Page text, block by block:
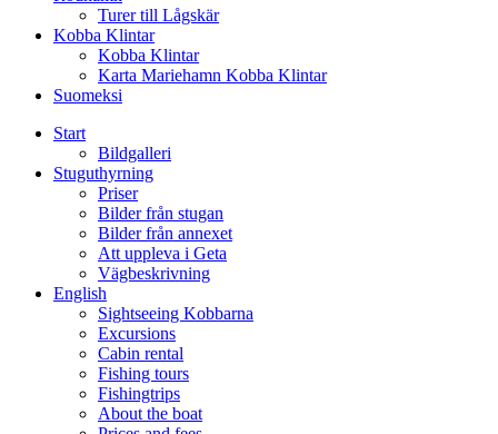
Turer till Lågskär
Kobba Klintar
Kobba Klintar
Karta Mariehamn Kobba Klintar
Suomeksi
Start
Bildgalleri
Stuguthyrning
Priser
Bilder från stugan
Bilder från annexet
Att uppleva i Geta
Vägbeskrivning
English
Sightseeing Kobbarna
Excursions
Cabin rental
Fishing tours
Fishingtrips
About the boat